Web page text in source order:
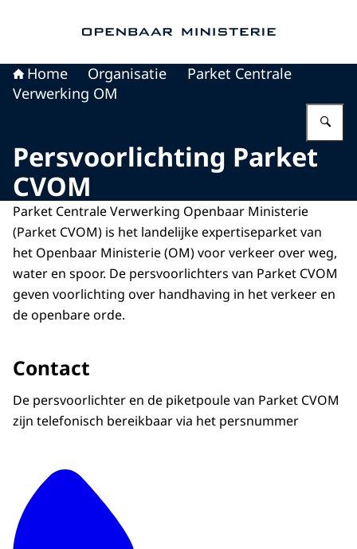
Home Organisatie
Parket Centrale
Verwerking OM
Persvoorlichting Parket
CVOM
Parket Centrale Verwerking Openbaar Ministerie
(Parket CVOM) is het landelijke expertiseparket van
het Openbaar Ministerie (OM) voor verkeer over weg,
water en spoor. De persvoorlichters van Parket CVOM
geven voorlichting over handhaving in het verkeer en
de openbare orde.
Contact
De persvoorlichter en de piketpoule van Parket CVOM
zijn telefonisch bereikbaar via het persnummer